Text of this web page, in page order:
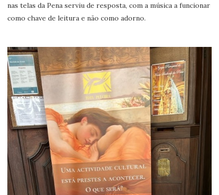
nas telas da Pena serviu de resposta, com a música a funcionar
como chave de leitura e não como adorno.